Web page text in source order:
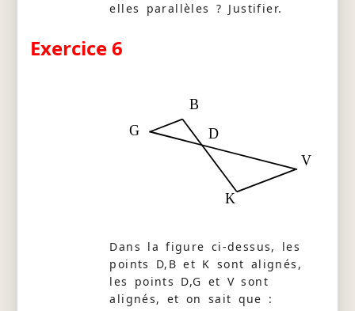
elles parallèles ? Justifier.
Exercice 6
V
D
K
B
G
Dans la figure ci-dessus, les
points D,B et K sont alignés,
les points D,G et V sont
alignés, et on sait que :